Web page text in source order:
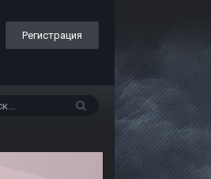
Регистрация